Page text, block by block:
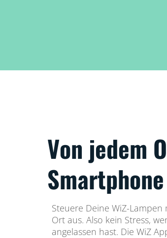
Von jedem
Steuere Deine WiZ-
Ort aus. Also kein Stress,
angelassen hast. Die WiZ